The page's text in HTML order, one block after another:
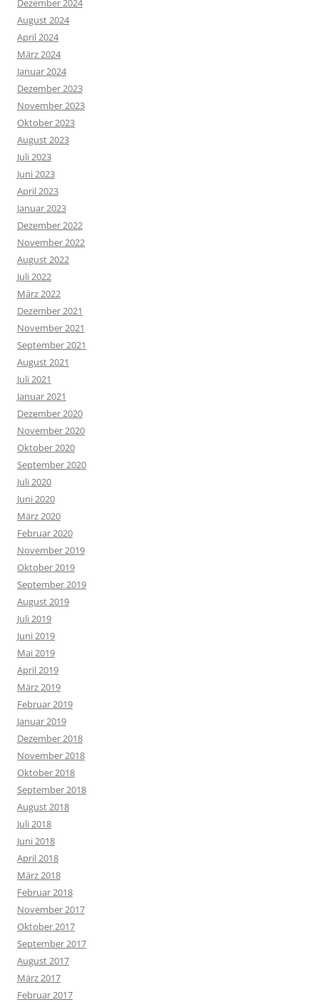
Dezember 2024
August 2024
April 2024
März 2024
Januar 2024
Dezember 2023
November 2023
Oktober 2023
August 2023
Juli 2023
Juni 2023
April 2023
Januar 2023
Dezember 2022
November 2022
August 2022
Juli 2022
März 2022
Dezember 2021
November 2021
September 2021
August 2021
Juli 2021
Januar 2021
Dezember 2020
November 2020
Oktober 2020
September 2020
Juli 2020
Juni 2020
März 2020
Februar 2020
November 2019
Oktober 2019
September 2019
August 2019
Juli 2019
Juni 2019
Mai 2019
April 2019
März 2019
Februar 2019
Januar 2019
Dezember 2018
November 2018
Oktober 2018
September 2018
August 2018
Juli 2018
Juni 2018
April 2018
März 2018
Februar 2018
November 2017
Oktober 2017
September 2017
August 2017
März 2017
Februar 2017